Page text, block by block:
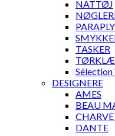
NATTØJ
PARAPLY
TASKER
DESIGNERE
AMES
BEAU
DANTE